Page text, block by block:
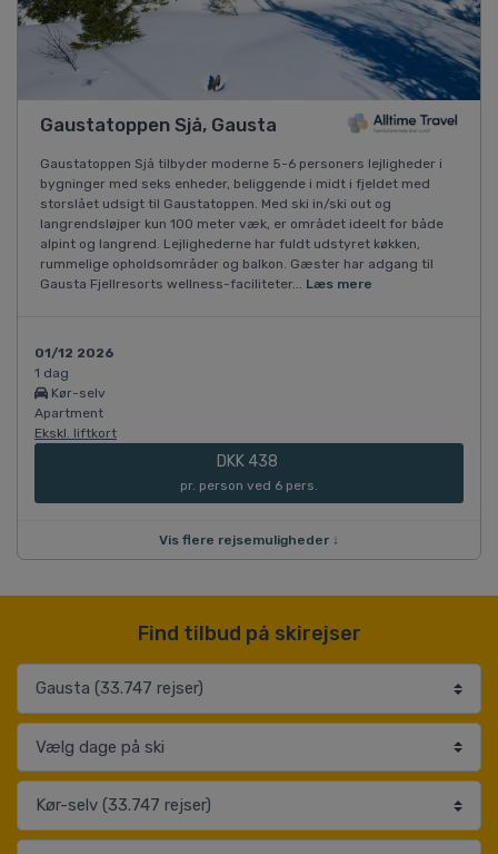
Gaustatoppen Sjå, Gausta
Gaustatoppen Sjå tilbyder moderne 5-6 personers lejligheder i
bygninger med seks enheder, beliggende i midt i fjeldet med
storslået udsigt til Gaustatoppen. Med ski in/ski out og
langrendsløjper kun 100 meter væk, er området ideelt for både
alpint og langrend. Lejlighederne har fuldt udstyret køkken,
rummelige opholdsområder og balkon. Gæster har adgang til
Gausta Fjellresorts wellness-faciliteter... Læs mere
01/12 2026
1 dag
Kør-selv
Apartment
Ekskl. liftkort
DKK 438
pr. person ved 6 pers.
Vis flere rejsemuligheder ↓
Find tilbud på skirejser